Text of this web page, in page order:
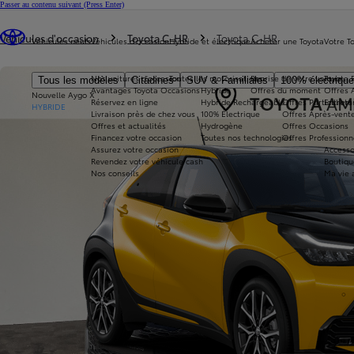
Passer au contenu suivant (Press Enter)
Véhicules neufs
Tous les modèles Citadines SUV & Familiales 100%
Nouvelle Aygo X
HYBRIDE
Véhicules d'occasion
Nos voitures d'occasion
Avantages Toyota Occasions
Réservez en ligne
Livraison près de chez vous
Offres et actualités
Financez votre occasion
Assurez votre occasion
Revendez votre véhicule cash
Nos conseils
Hybride et électrique
Toutes les motorisations
Hybride
Hybride Rechargeable
100% Électrique
Hydrogène
Toutes nos technologies
Acheter une Toyota
Reprise de votre voiture
Offres du moment
Offres Particuliers
Offres Après-
Offres Occasions
Offres
Votre
Toyota
Offres
Ma vie
Véhicules d'occasion Toyota C-HR Toyota C-HR